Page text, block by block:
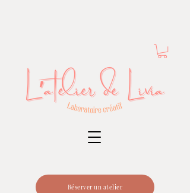
Réserver un atelier